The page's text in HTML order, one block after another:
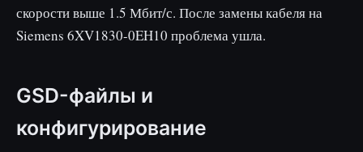
скорости выше 1.5 Мбит/с. После замены кабеля на
Siemens 6XV1830-0EH10 проблема ушла.
GSD-файлы и
конфигурирование